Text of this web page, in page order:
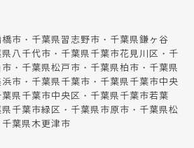
市・千葉県習志野市・千葉県鎌ヶ谷
八千代市・千葉県千葉市花見川区・千
・千葉県松戸市・千葉県柏市・千葉県
市・千葉県千葉市・千葉県千葉市中央
県千葉市中央区・千葉県千葉市若葉
千葉市緑区・千葉県市原市・千葉県松
葉県木更津市